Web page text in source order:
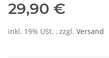
29,90 €
inkl. 19% USt. , zzgl. Versand